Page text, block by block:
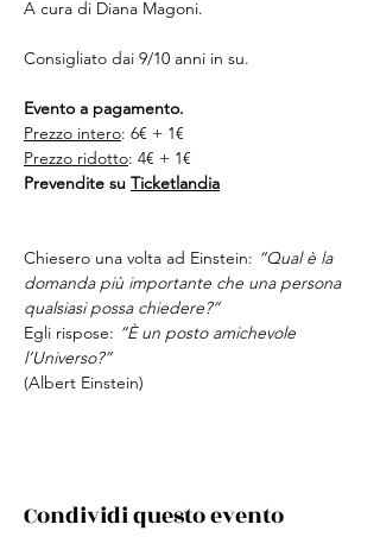
A cura di Diana Magoni.
Consigliato dai 9/10 anni in su.
Evento a pagamento.
Prezzo intero: 6€ + 1€
Prezzo ridotto: 4€ + 1€
Prevendite su Ticketlandia
Chiesero una volta ad Einstein: “Qual è la
domanda più importante che una persona
qualsiasi possa chiedere?”
Egli rispose: “È un posto amichevole
l’Universo?”
(Albert Einstein)
Condividi questo evento